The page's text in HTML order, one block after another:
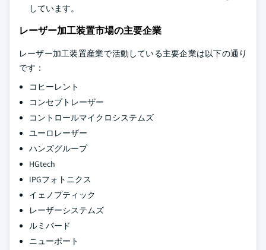
しています。
レーザー加工装置市場の主要企業
レーザー加工装置産業で活動している主要企業は以下の通り
です：
コヒーレント
コンセプトレーザー
コントロールマイクロシステムズ
ユーロレーザー
ハンズグループ
HGtech
IPGフォトニクス
イェノプティック
レーザーシステムズ
ルミバード
ニューポート